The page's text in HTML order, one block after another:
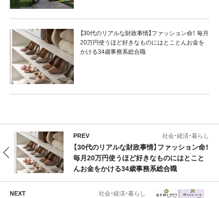
【30代のリアルな財政事情】ファッション命！ 毎月
20万円使うほど好きなものにはとことんお金を
かける34歳事務系総合職
PREV 社会・経済・暮らし
【30代のリアルな財政事情】ファッション命！
毎月20万円使うほど好きなものにはとこと
んお金をかける34歳事務系総合職
NEXT 社会・経済・暮らし